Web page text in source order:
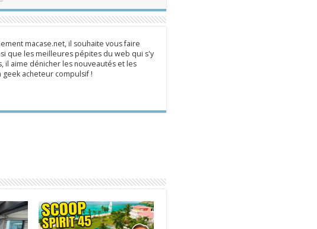
macase.net, il souhaite vous faire
que les meilleures pépites du web qui s'y
il aime dénicher les nouveautés et les
acheteur compulsif !